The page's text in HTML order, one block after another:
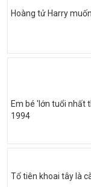
Hoàng tử Harry
Em bé 'lớn tuổi nhất
1994
Tổ tiên khoai tây là